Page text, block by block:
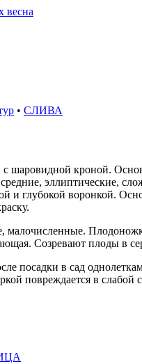
весна
• СЛИВА
с шаровидной кроной.
эллиптические,
и глубокой воронкой.
Созревают плоды в
посадки в сад
повреждается в слабой